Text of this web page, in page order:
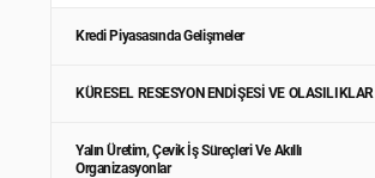
Kredi Piyasasında Gelişmeler
KÜRESEL RESESYON ENDİŞESİ VE OLASILIKLAR
Yalın Üretim, Çevik İş Süreçleri Ve Akıllı
Organizasyonlar